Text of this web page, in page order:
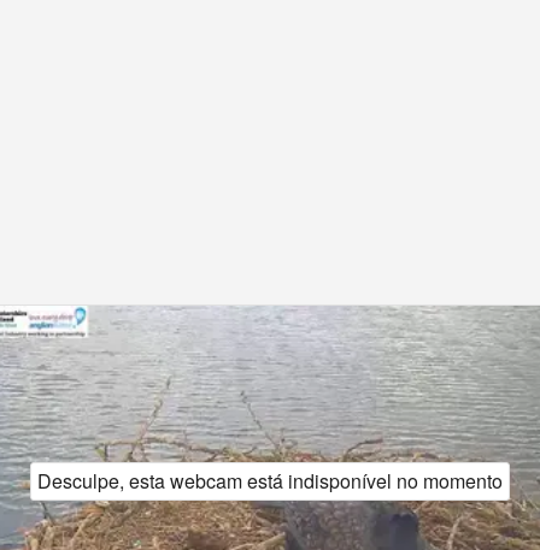
Desculpe, esta webcam está indisponível no momento